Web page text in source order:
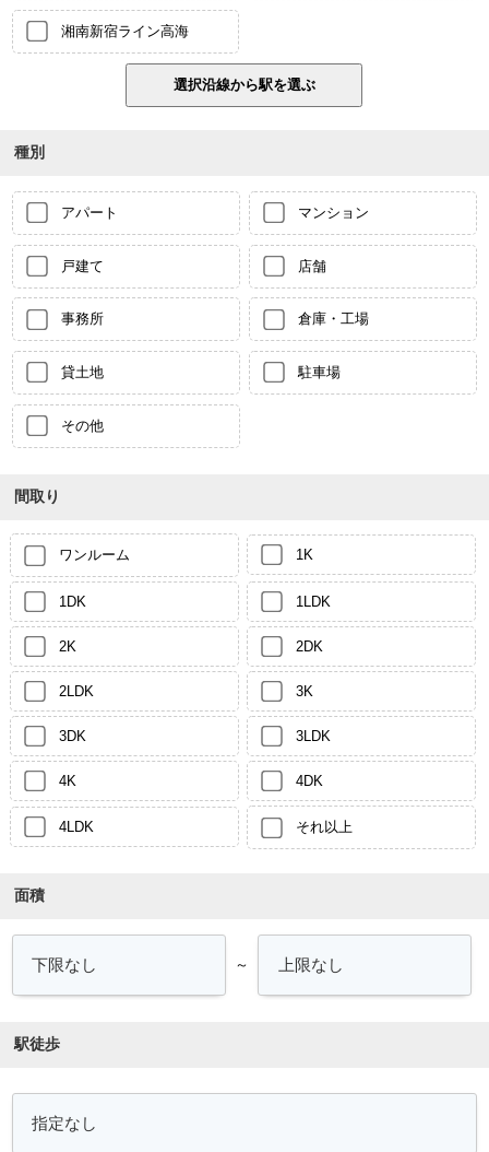
湘南新宿ライン高海
種別
アパート マンション
戸建て 店舗
事務所 倉庫・工場
貸土地 駐車場
その他
間取り
ワンルーム 1K
1DK 1LDK
2K 2DK
2LDK 3K
3DK 3LDK
4K 4DK
4LDK それ以上
面積
～
駅徒歩